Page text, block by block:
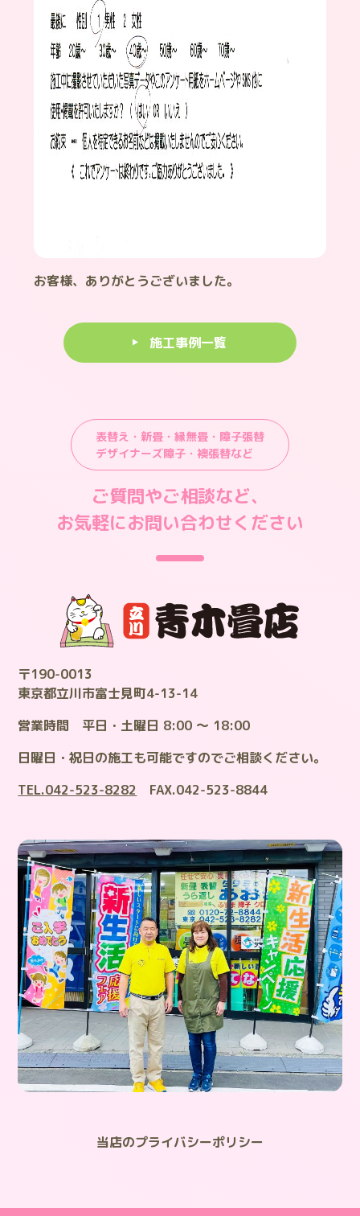
お客様、ありがとうございました。
施工事例一覧
表替え・新畳・縁無畳・障子張替
デザイナーズ障子・襖張替など
ご質問やご相談など、
お気軽にお問い合わせください
〒190-0013
東京都立川市富士見町4-13-14
営業時間 平日・土曜日 8:00 ～ 18:00
日曜日・祝日の施工も可能ですのでご相談ください。
TEL.042-523-8282
FAX.042-523-8844
当店のプライバシーポリシー